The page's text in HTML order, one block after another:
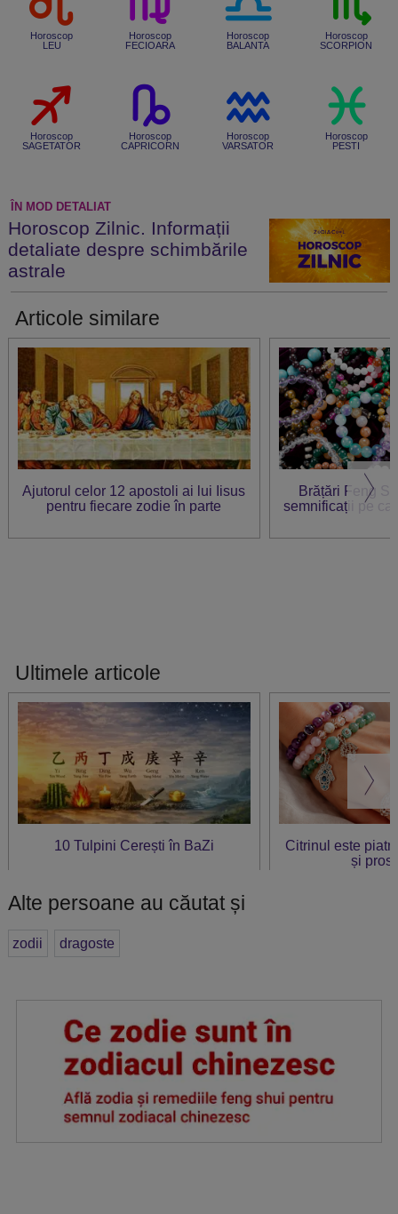
Horoscop
LEU
Horoscop
FECIOARA
Horoscop
BALANTA
Horoscop
SCORPION
Horoscop
SAGETATOR
Horoscop
CAPRICORN
Horoscop
VARSATOR
Horoscop
PESTI
ÎN MOD DETALIAT
Horoscop Zilnic. Informații
detaliate despre schimbările
astrale
Articole similare
Ajutorul celor 12 apostoli ai lui Iisus
pentru fiecare zodie în parte
Brățări Feng
semnificații pe
Ultimele articole
10 Tulpini Cerești în BaZi
Citrinul este
și
Alte persoane au căutat și
zodii dragoste